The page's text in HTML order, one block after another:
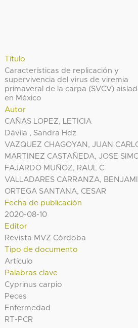
Título
Características de replicación y
supervivencia del virus de viremia
primaveral de la carpa (SVCV)
en México
Autor
CAÑAS LOPEZ, LETICIA
Dávila , Sandra Hdz
VAZQUEZ CHAGOYAN, JUAN
MARTINEZ CASTAÑEDA, JOSE
FAJARDO MUÑOZ, RAUL C
VALLADARES CARRANZA,
ORTEGA SANTANA, CESAR
Fecha de publicación
2020-08-10
Editor
Revista MVZ Córdoba
Tipo de documento
Artículo
Palabras clave
Cyprinus carpio
Peces
Enfermedad
RT-PCR